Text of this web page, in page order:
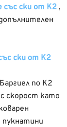
със ски от К2,
ски от К2
по К2
скорост като
пукнатини